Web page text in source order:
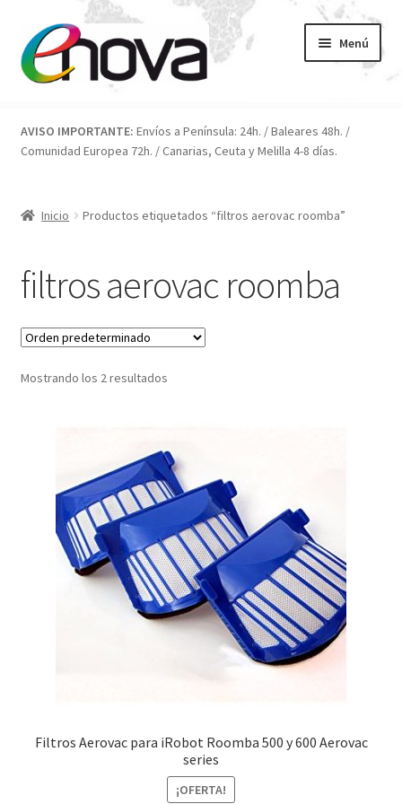
a
la
al
contenido
Menú
Blog
Contacto
ENOVA
AVISO IMPORTANTE: Envíos a Península: 24h. / Baleares 48h. /
Comunidad Europea 72h. / Canarias, Ceuta y Melilla 4-8 días.
Inicio Productos etiquetados “filtros aerovac roomba”
filtros aerovac roomba
Mostrando los 2 resultados
Filtros Aerovac para iRobot Roomba 500 y 600 Aerovac
series
¡OFERTA!